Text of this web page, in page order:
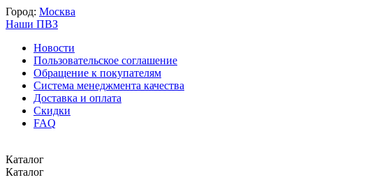
Город: Москва
Наши ПВЗ
Новости
Пользовательское соглашение
Обращение к покупателям
Система менеджмента качества
Доставка и оплата
Скидки
FAQ
Каталог
Каталог